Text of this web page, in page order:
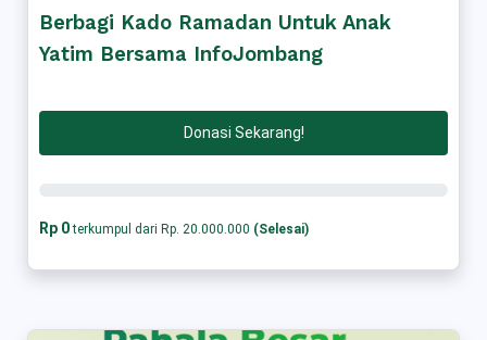
Berbagi Kado Ramadan Untuk Anak
Yatim Bersama InfoJombang
Donasi Sekarang!
Rp 0terkumpul dari Rp. 20.000.000 (Selesai)